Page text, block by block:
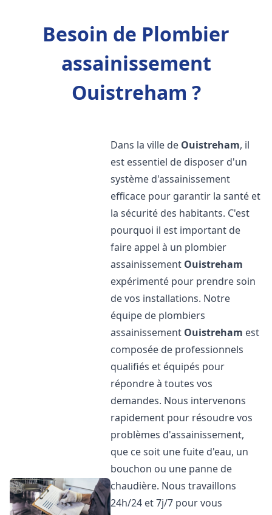
Besoin de Plombier
assainissement
Ouistreham ?
Dans la ville de Ouistreham, il
est essentiel de disposer d'un
système d'assainissement
efficace pour garantir la santé et
la sécurité des habitants. C'est
pourquoi il est important de
faire appel à un plombier
assainissement Ouistreham
expérimenté pour prendre soin
de vos installations. Notre
équipe de plombiers
assainissement Ouistreham est
composée de professionnels
qualifiés et équipés pour
répondre à toutes vos
demandes. Nous intervenons
rapidement pour résoudre vos
problèmes d'assainissement,
que ce soit une fuite d'eau, un
bouchon ou une panne de
chaudière. Nous travaillons
24h/24 et 7j/7 pour vous